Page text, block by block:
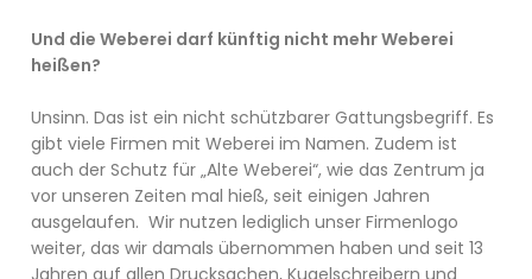
Und die Weberei darf künftig nicht mehr Weberei
heißen?
Unsinn. Das ist ein nicht schützbarer Gattungsbegriff. Es
gibt viele Firmen mit Weberei im Namen. Zudem ist
auch der Schutz für „Alte Weberei“, wie das Zentrum ja
vor unseren Zeiten mal hieß, seit einigen Jahren
ausgelaufen. Wir nutzen lediglich unser Firmenlogo
weiter, das wir damals übernommen haben und seit 13